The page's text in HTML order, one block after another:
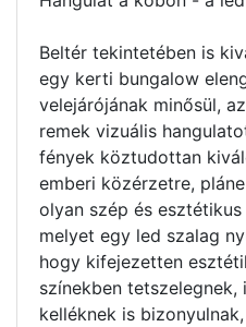
Beltér tekintetében is
egy kerti bungalow
velejárójának minősül,
remek vizuális
fények köztudottan
emberi közérzetre,
olyan szép és esztétikus
melyet egy led szalag
hogy kifejezetten
színekben tetszelegnek,
kelléknek is